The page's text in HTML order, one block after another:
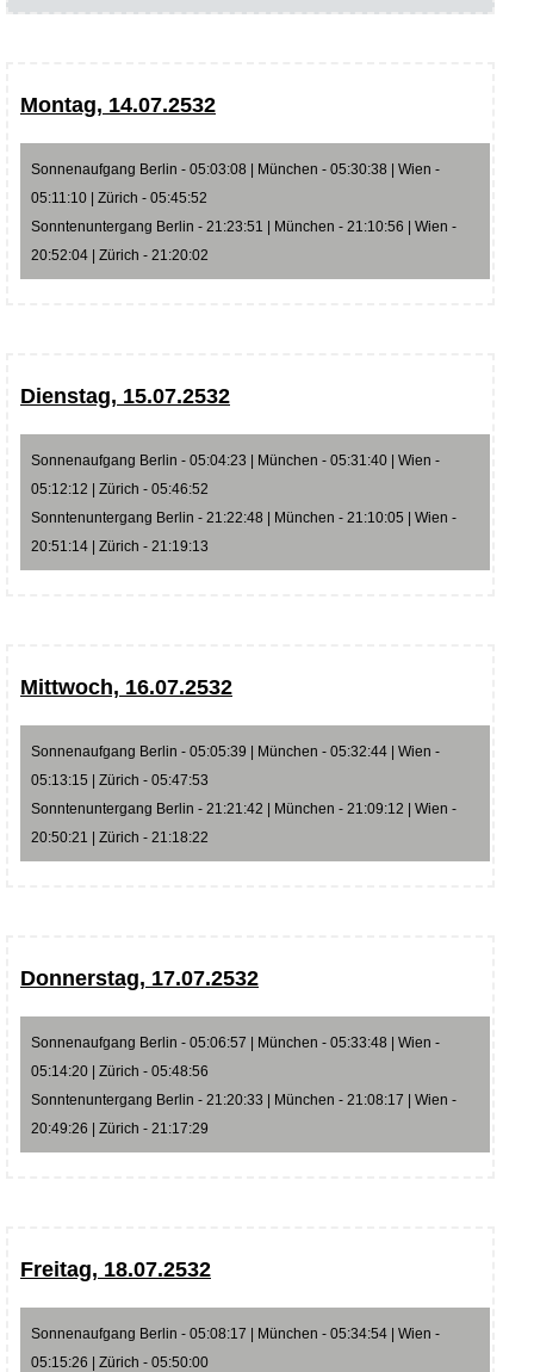
Montag, 14.07.2532
Sonnenaufgang Berlin - 05:03:08 | München - 05:30:38 | Wien -
05:11:10 | Zürich - 05:45:52
Sonntenuntergang Berlin - 21:23:51 | München - 21:10:56 | Wien -
20:52:04 | Zürich - 21:20:02
Dienstag, 15.07.2532
Sonnenaufgang Berlin - 05:04:23 | München - 05:31:40 | Wien -
05:12:12 | Zürich - 05:46:52
Sonntenuntergang Berlin - 21:22:48 | München - 21:10:05 | Wien -
20:51:14 | Zürich - 21:19:13
Mittwoch, 16.07.2532
Sonnenaufgang Berlin - 05:05:39 | München - 05:32:44 | Wien -
05:13:15 | Zürich - 05:47:53
Sonntenuntergang Berlin - 21:21:42 | München - 21:09:12 | Wien -
20:50:21 | Zürich - 21:18:22
Donnerstag, 17.07.2532
Sonnenaufgang Berlin - 05:06:57 | München - 05:33:48 | Wien -
05:14:20 | Zürich - 05:48:56
Sonntenuntergang Berlin - 21:20:33 | München - 21:08:17 | Wien -
20:49:26 | Zürich - 21:17:29
Freitag, 18.07.2532
Sonnenaufgang Berlin - 05:08:17 | München - 05:34:54 | Wien -
05:15:26 | Zürich - 05:50:00